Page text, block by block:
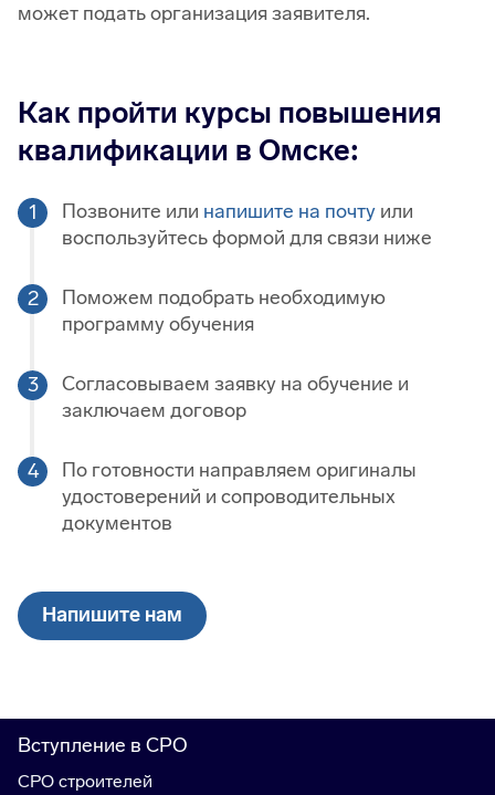
может подать организация заявителя.
Как пройти курсы повышения
квалификации в Омске:
Позвоните или напишите на почту или
воспользуйтесь формой для связи ниже
Поможем подобрать необходимую
программу обучения
Согласовываем заявку на обучение и
заключаем договор
По готовности направляем оригиналы
удостоверений и сопроводительных
документов
Напишите нам
Вступление в СРО
СРО строителей